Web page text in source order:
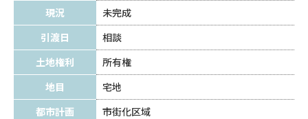
現況
未完成
引渡日
相談
土地権利
所有権
地目
宅地
都市計画
市街化区域